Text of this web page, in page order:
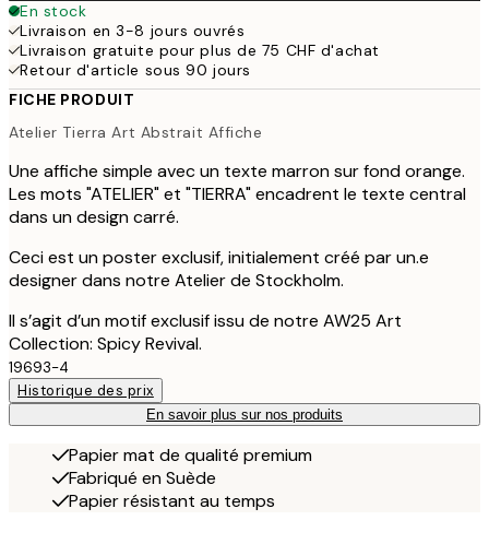
En stock
Livraison en 3-8 jours ouvrés
Livraison gratuite pour plus de 75 CHF d'achat
Retour d'article sous 90 jours
FICHE PRODUIT
Atelier Tierra Art Abstrait Affiche
Une affiche simple avec un texte marron sur fond orange.
Les mots "ATELIER" et "TIERRA" encadrent le texte central
dans un design carré.
Ceci est un poster exclusif, initialement créé par un.e
designer dans notre Atelier de Stockholm.
Il s’agit d’un motif exclusif issu de notre AW25 Art
Collection: Spicy Revival.
19693-4
Historique des prix
En savoir plus sur nos produits
Papier mat de qualité premium
Fabriqué en Suède
Papier résistant au temps